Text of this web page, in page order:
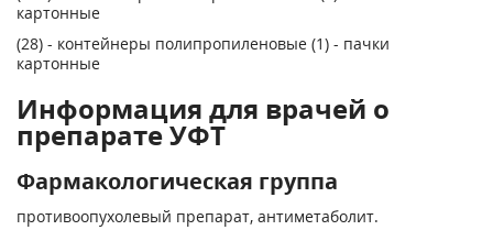
картонные
(28) - контейнеры полипропиленовые (1) - пачки
картонные
Информация для врачей о
препарате УФТ
Фармакологическая группа
противоопухолевый препарат, антиметаболит.